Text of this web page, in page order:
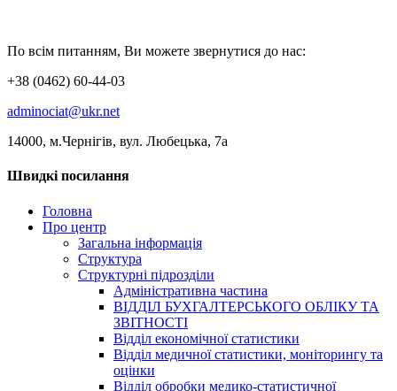
По всім питанням, Ви можете звернутися до нас:
+38 (0462) 60-44-03
adminociat@ukr.net
14000, м.Чернігів, вул. Любецька, 7а
Швидкі посилання
Головна
Про центр
Загальна інформація
Структура
Структурні підрозділи
Адміністративна частина
ВІДДІЛ БУХГАЛТЕРСЬКОГО ОБЛІКУ ТА
ЗВІТНОСТІ
Відділ економічної статистики
Відділ медичної статистики, моніторингу та
оцінки
Відділ обробки медико-статистичної